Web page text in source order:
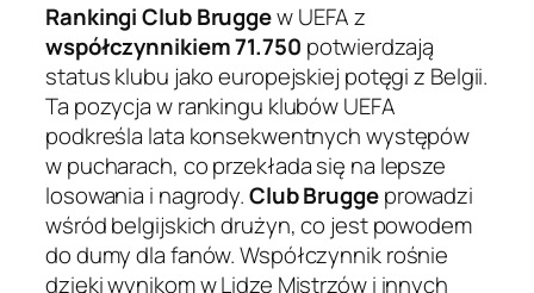
Rankingi Club Bruggew UEFA z
współczynnikiem 71.750 potwierdzają
status klubu jako europejskiej potęgi z Belgii.
Ta pozycja w rankingu klubów UEFA
podkreśla lata konsekwentnych występów
w pucharach, co przekłada się na lepsze
losowania i nagrody.Club Bruggeprowadzi
wśród belgijskich drużyn, co jest powodem
do dumy dla fanów. Współczynnik rośnie
dzięki wynikom w Lidze Mistrzów i innych